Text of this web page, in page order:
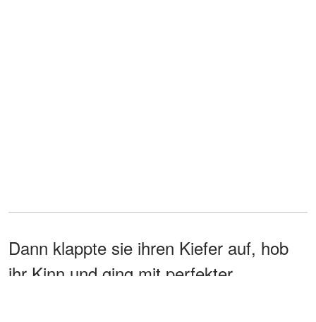
Dann klappte sie ihren Kiefer auf, hob
ihr Kinn und ging mit perfekter